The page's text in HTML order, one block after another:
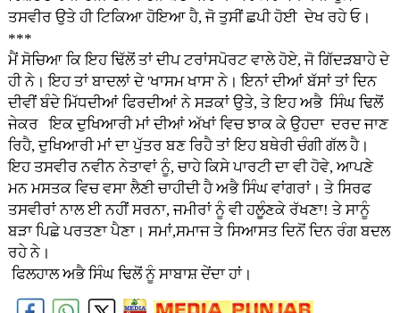
ਤਸਵੀਰ ਉਤੇ ਹੀ ਟਿਕਿਆ ਹੋਇਆ ਹੈ, ਜੋ ਤੁਸੀਂ ਛਪੀ ਹੋਈ ਦੇਖ ਰਹੇ ਓ।
***
ਮੈਂ ਸੋਚਿਆ ਕਿ ਇਹ ਢਿੱਲੋਂ ਤਾਂ ਦੀਪ ਟਰਾਂਸਪੋਰਟ ਵਾਲੇ ਹੋਏ, ਜੋ ਗਿੱਦੜਬਾਹੇ ਦੇ
ਹੀ ਨੇ। ਇਹ ਤਾਂ ਬਾਦਲਾਂ ਦੇ 'ਖਾਸਮ ਖਾਸ' ਨੇ। ਇਨਾਂ ਦੀਆਂ ਬੱਸਾਂ ਤਾਂ ਦਿਨ
ਦੀਵੀਂ ਬੰਦੇ ਮਿੱਧਦੀਆਂ ਫਿਰਦੀਆਂ ਨੇ ਸੜਕਾਂ ਉਤੇ, ਤੇ ਇਹ ਅਭੈ ਸਿੰਘ ਢਿਲੋਂ
ਜੇਕਰ ਇਕ ਦੁਖਿਆਰੀ ਮਾਂ ਦੀਆਂ ਅੱਖਾਂ ਵਿਚ ਝਾਕ ਕੇ ਉਹਦਾ ਦਰਦ ਜਾਣ
ਰਿਹੈ, ਦੁਖਿਆਰੀ ਮਾਂ ਦਾ ਪੁੱਤਰ ਬਣ ਰਿਹੈ ਤਾਂ ਇਹ ਬਥੇਰੀ ਚੰਗੀ ਗੱਲ ਹੈ।
ਇਹ ਤਸਵੀਰ ਨਵੀਨ ਨੇਤਾਵਾਂ ਨੂੰ, ਚਾਹੇ ਕਿਸੇ ਪਾਰਟੀ ਦਾ ਵੀ ਹੋਵੇ, ਆਪਣੇ
ਮਨ ਮਸਤਕ ਵਿਚ ਵਸਾ ਲੈਣੀ ਚਾਹੀਦੀ ਹੈ ਅਭੈ ਸਿੰਘ ਵਾਂਗਰਾਂ। ਤੇ ਸਿਰਫ
ਤਸਵੀਰਾਂ ਨਾਲ ਈ ਨਹੀਂ ਸਰਨਾ, ਜਮੀਰਾਂ ਨੂੰ ਵੀ ਹਲੂੰਣਕੇ ਰੱਖਣਾ! ਤੇ ਸਾਨੂੰ
ਬੜਾ ਪਿਛੇ ਪਰਤਣਾ ਪੈਣਾ। ਸਮਾਂ,ਸਮਾਜ ਤੇ ਸਿਆਸਤ ਦਿਨੋਂ ਦਿਨ ਰੰਗ ਬਦਲ
ਰਹੇ ਨੇ।
ਫਿਲਹਾਲ ਅਭੈ ਸਿੰਘ ਢਿਲੋਂ ਨੂੰ ਸਾਬਾਸ਼ ਦੇਂਦਾ ਹਾਂ।